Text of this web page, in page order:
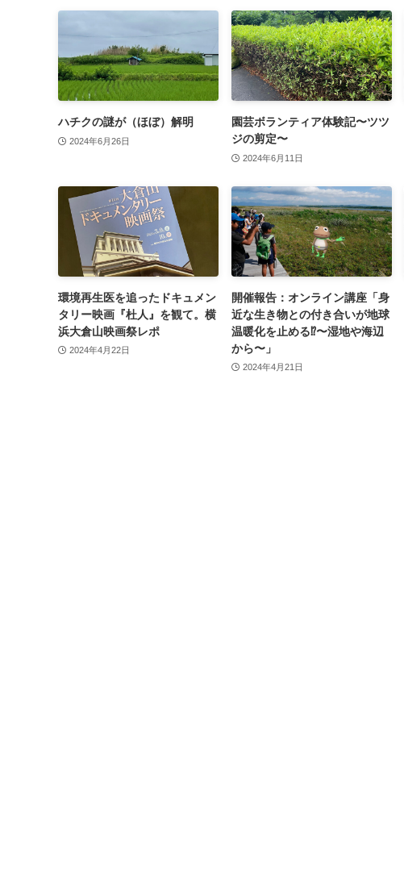
ハチクの謎が（ほぼ）解明
2024年6月26日
園芸ボランティア体験記〜ツツ
ジの剪定〜
2024年6月11日
環境再生医を追ったドキュメン
タリー映画『杜人』を観て。横
浜大倉山映画祭レポ
2024年4月22日
開催報告：オンライン講座「身
近な生き物との付き合いが地球
温暖化を止める⁉〜湿地や海辺
から〜」
2024年4月21日